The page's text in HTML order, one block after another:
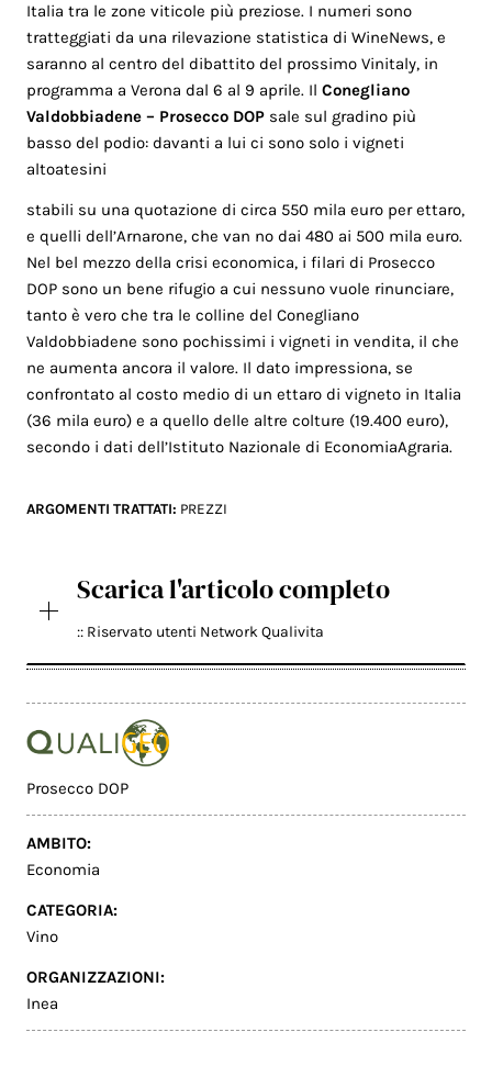
Italia tra le zone viticole più preziose. I numeri sono
tratteggiati da una rilevazione statistica di WineNews, e
saranno al centro del dibattito del prossimo Vinitaly, in
programma a Verona dal 6 al 9 aprile. IlConegliano
Valdobbiadene– Prosecco DOP sale sul gradino più
basso del podio: davanti a lui ci sono solo i vigneti
altoatesini
stabili su una quotazione di circa 550 mila euro per ettaro,
e quelli dell’Arnarone, che van no dai 480 ai 500 mila euro.
Nel bel mezzo della crisi economica, i filari di Prosecco
DOP sono un bene rifugio a cui nessuno vuole rinunciare,
tanto è vero che tra le colline del Conegliano
Valdobbiadene sono pochissimi i vigneti in vendita, il che
ne aumenta ancora il valore. Il dato impressiona, se
confrontato al costo medio di un ettaro di vigneto in Italia
(36 mila euro) e a quello delle altre colture (19.400 euro),
secondo i dati dell’Istituto Nazionale di EconomiaAgraria.
ARGOMENTI TRATTATI: PREZZI
Scarica l'articolo completo
:: Riservato utenti Network Qualivita
Prosecco DOP
AMBITO:
Economia
CATEGORIA:
Vino
ORGANIZZAZIONI:
Inea